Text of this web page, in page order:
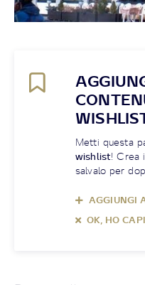
Metti questa
wishlist! Crea
salvalo per
AGGIUNGI
OK, HO